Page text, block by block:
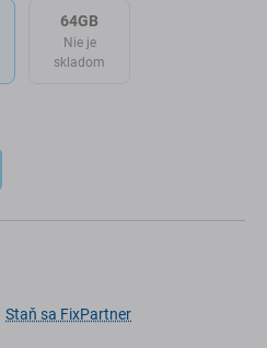
64GB
Nie je
skladom
Staň sa FixPartner